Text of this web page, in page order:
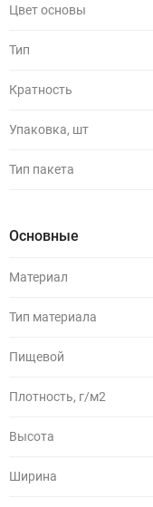
Цвет основы
Тип
Кратность
Упаковка, шт
Тип пакета
Основные
Материал
Тип материала
Пищевой
Плотность, г/м2
Высота
Ширина